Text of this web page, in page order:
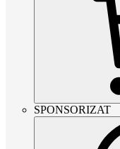
SPONSORIZAT